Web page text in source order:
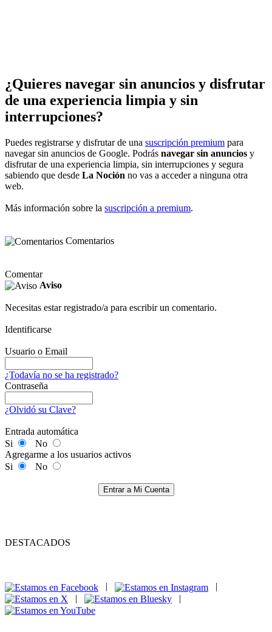
¿Quieres navegar sin anuncios y disfrutar
de una experiencia limpia y sin
interrupciones?
Puedes registrarse y disfrutar de una suscripción premium para
navegar sin anuncios de Google. Podrás navegar sin anuncios y
disfrutar de una experiencia limpia, sin interrupciones y segura
sabiendo que desde La Noción no vas a acceder a ninguna otra
web.
Más información sobre la suscripción a premium.
Comentarios
Comentar
Aviso
Necesitas estar registrado/a para escribir un comentario.
Identificarse
Usuario o Email
¿Todavía no se ha registrado?
Contraseña
¿Olvidó su Clave?
Entrada automática
Si
No
Agregarme a los usuarios activos
Si
No
Entrar a Mi Cuenta
DESTACADOS
|
|